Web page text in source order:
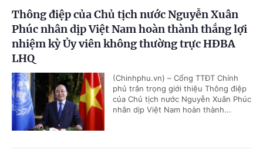
Thông điệp của Chủ tịch nước Nguyễn Xuân
Phúc nhân dịp Việt Nam hoàn thành thắng lợi
nhiệm kỳ Ủy viên không thường trực HĐBA
LHQ
(Chinhphu.vn) – Cổng TTĐT Chính
phủ trân trọng giới thiệu Thông điệp
của Chủ tịch nước Nguyễn Xuân Phúc
nhân dịp Việt Nam hoàn thành...